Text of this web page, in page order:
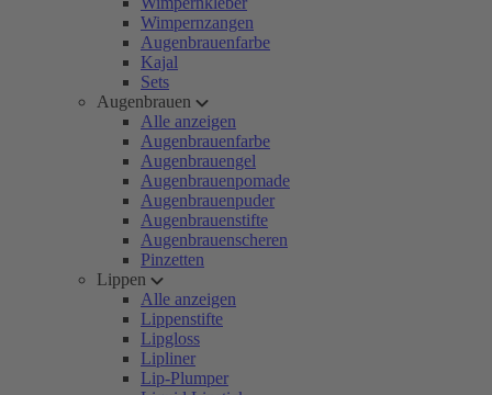
Wimpernzangen
Augenbrauenfarbe
Kajal
Sets
Augenbrauen
Alle anzeigen
Augenbrauenfarbe
Augenbrauengel
Augenbrauenpomade
Augenbrauenpuder
Augenbrauenstifte
Augenbrauenscheren
Pinzetten
Lippen
Alle anzeigen
Lippenstifte
Lipgloss
Lipliner
Lip-Plumper